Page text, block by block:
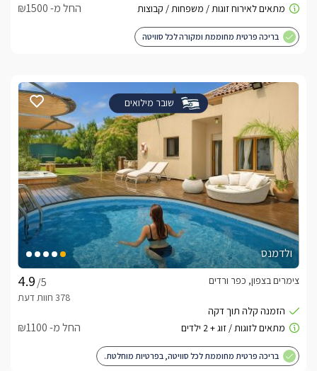
החל מ- ₪1500
בריכה פרטית מחוממת ומקורה לכל סוויטה
שובר מילואים
ולדמנס
/5
צימרים בצפון, כפר ורדים
החל מ- ₪1100
בריכה פרטית מחוממת לכל סוויטה, בפרטיות מוחלטת.